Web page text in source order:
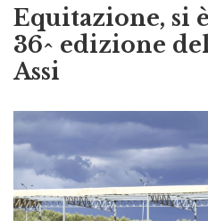
SICILIA BY ITALPRESS
Equitazione, si
36^ edizione